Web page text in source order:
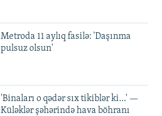
Metroda 11 aylıq fasilə: 'Daşınma
pulsuz olsun'
'Binaları o qədər sıx tikiblər ki...' —
Küləklər şəhərində hava böhranı